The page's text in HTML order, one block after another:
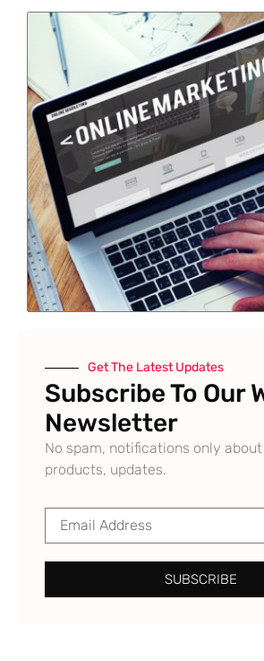
Get The Latest Updates
Subscribe To Our
Newsletter
No spam, notifications only
products, updates.
SUBSCRIBE